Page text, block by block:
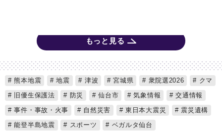
もっと見る
熊本地震 地震 津波 宮城県 衆院選2026
クマ
旧優生保護法
防災 仙台市 気象情報
交通情報
事件・事故・火事
自然災害 東日本大震災
震災遺構
能登半島地震
スポーツ
ベガルタ仙台